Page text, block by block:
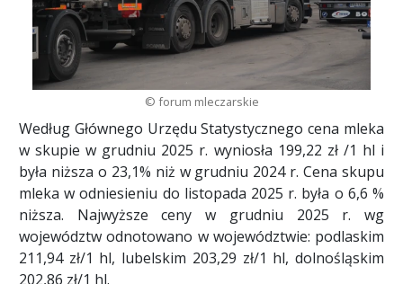
© forum mleczarskie
Według Głównego Urzędu Statystycznego cena mleka
w skupie w grudniu 2025 r. wyniosła 199,22 zł /1 hl i
była niższa o 23,1% niż w grudniu 2024 r. Cena skupu
mleka w odniesieniu do listopada 2025 r. była o 6,6 %
niższa. Najwyższe ceny w grudniu 2025 r. wg
województw odnotowano w województwie: podlaskim
211,94 zł/1 hl, lubelskim 203,29 zł/1 hl, dolnośląskim
202,86 zł/1 hl.